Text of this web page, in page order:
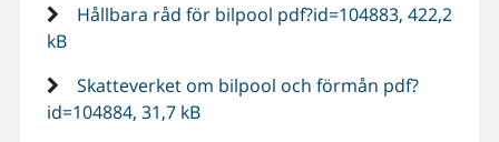
Hållbara råd för bilpool pdf?id=104883, 422,2
kB
Skatteverket om bilpool och förmån pdf?
id=104884, 31,7 kB